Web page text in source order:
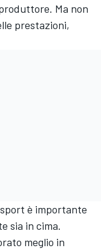
Ma non
prestazioni,
è importante
sia in cima.
meglio in